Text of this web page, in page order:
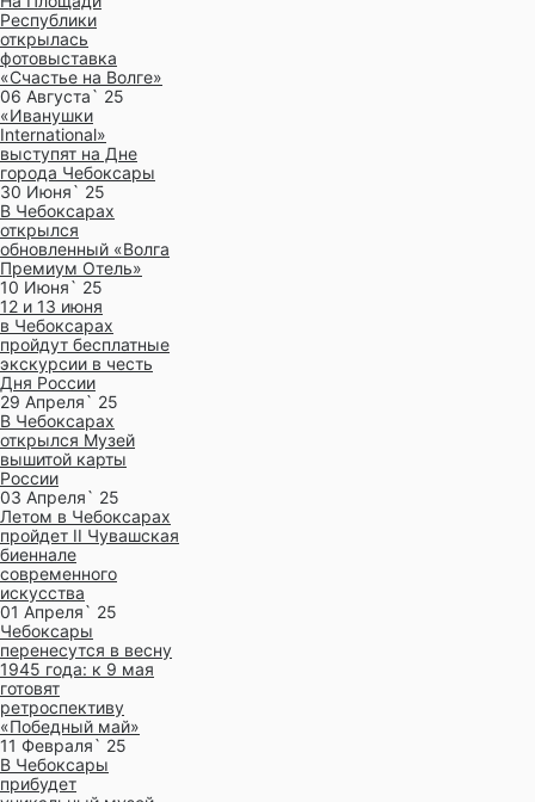
Республики
открылась
фотовыставка
«Счастье на Волге»
06 Августа` 25
«Иванушки
International»
выступят на Дне
города Чебоксары
30 Июня` 25
В Чебоксарах
открылся
обновленный «Волга
Премиум Отель»
10 Июня` 25
12 и 13 июня
в Чебоксарах
пройдут бесплатные
экскурсии в честь
Дня России
29 Апреля` 25
В Чебоксарах
открылся Музей
вышитой карты
России
03 Апреля` 25
Летом в Чебоксарах
пройдет II Чувашская
биеннале
современного
искусства
01 Апреля` 25
Чебоксары
перенесутся в весну
1945 года: к 9 мая
готовят
ретроспективу
«Победный май»
11 Февраля` 25
В Чебоксары
прибудет